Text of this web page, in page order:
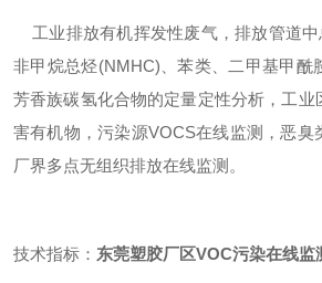
工业排放有机挥发性废气，排放管道中
非甲烷总烃(NMHC)、苯类、二甲基甲酰
芳香族碳氢化合物的定量定性分析，工业
害有机物，污染源VOCS在线监测，恶臭
厂界多点无组织排放在线监测。
技术指标： 东莞塑胶厂区VOC污染在线监